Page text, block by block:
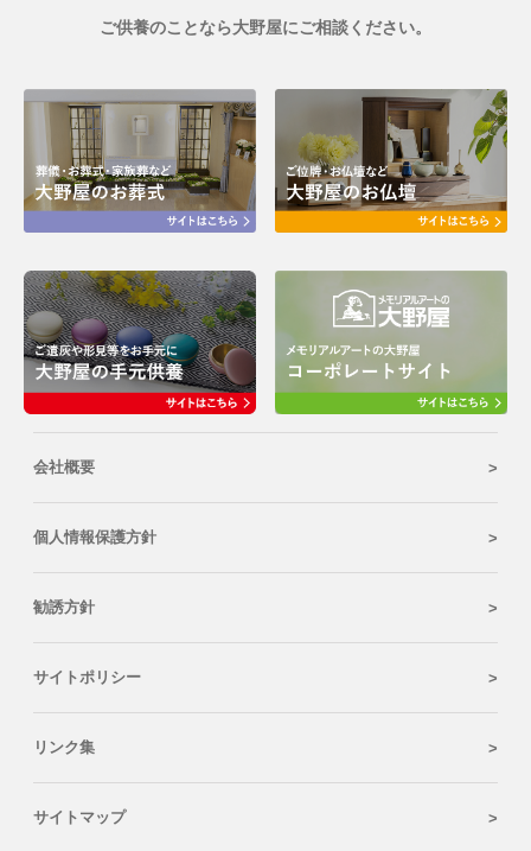
ご供養のことなら大野屋にご相談ください。
会社概要
個人情報保護方針
勧誘方針
サイトポリシー
リンク集
サイトマップ